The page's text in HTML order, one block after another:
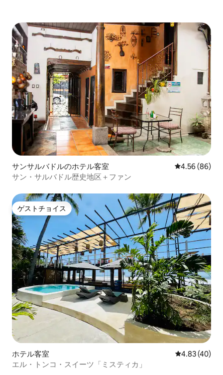
サンサルバドルのホテル客室 レビュー86
4.56 (86)
サン・サルバドル歴史地区＋ファン
ゲストチョイス
ゲストチョイス
ホテル客室 レビュー40
4.83 (40)
エル・トンコ・スイーツ「ミスティカ」